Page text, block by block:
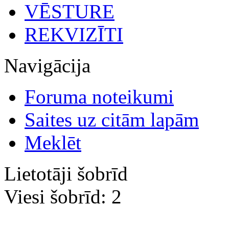
VĒSTURE
REKVIZĪTI
Navigācija
Foruma noteikumi
Saites uz citām lapām
Meklēt
Lietotāji šobrīd
Viesi šobrīd: 2